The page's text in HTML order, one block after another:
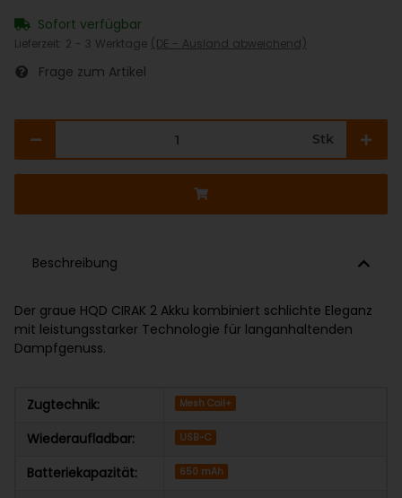
Sofort verfügbar
Lieferzeit: 2 - 3 Werktage (DE - Ausland abweichend)
Frage zum Artikel
Stk
Beschreibung
Der graue HQD CIRAK 2 Akku kombiniert schlichte Eleganz
mit leistungsstarker Technologie für langanhaltenden
Dampfgenuss.
Zugtechnik: Mesh Coil+
Wiederaufladbar: USB-C
Batteriekapazität: 650 mAh